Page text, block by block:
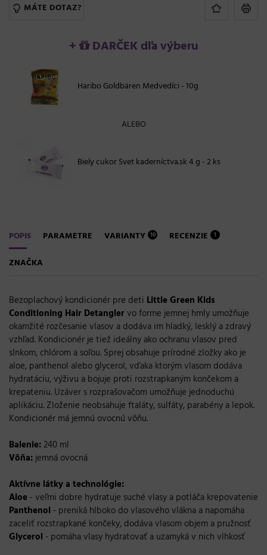
MÁTE DOTAZ?
+ DARČEK dľa výberu
Haribo Goldbären Medvedíci - 10g
ALEBO
Biely cukor Svet kaderníctva.sk 4 g - 2 ks
POPIS PARAMETRE VARIANTY 10 RECENZIE 1
ZNAČKA
Bezoplachový kondicionér pre deti Little Green Kids
Conditioning Hair Detanglervo forme jemnej hmly umožňuje
okamžité rozčesanie vlasov a dodáva im hladký, lesklý a zdravý
vzhľad. Kondicionér je tiež ideálny ako ochranu vlasov pred
slnkom, chlórom a soľou. Sprej obsahuje prírodné zložky ako je
aloe, panthenol alebo glycerol, vďaka ktorým vlasom dodáva
hydratáciu, výživu a bojuje proti rozstrapkaným končekom a
krepateniu. Uzáver s rozprašovačom umožňuje jednoduchú
aplikáciu. Zloženie neobsahuje ftaláty, sulfáty, parabény a lepok.
Kondicionér má jemnú ovocnú vôňu.
Balenie:240 ml
Vôňa:jemná ovocná
Aktívne látky a technológie:
Aloe - veľmi dobre hydratuje suché vlasy a potláča krepovatenie
Panthenol - preniká hlboko do vlasového vlákna a napomáha
zaceliť rozstrapkané končeky, dodáva vlasom objem a pružnosť
Glycerol - pomáha vlasy hydratovať a uzamyká v nich vlhkosť